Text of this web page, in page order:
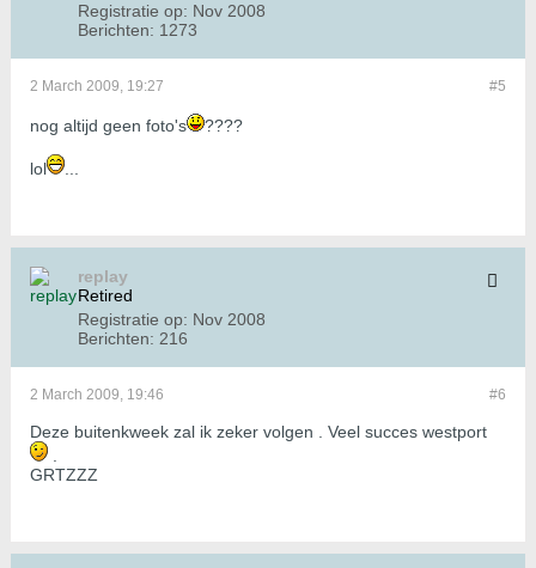
Registratie op: Nov 2008
Berichten: 1273
#5
2 March 2009, 19:27
nog altijd geen foto's ????
lol
replay
Retired
Registratie op: Nov 2008
Berichten: 216
#6
2 March 2009, 19:46
Deze buitenkweek zal ik zeker volgen . Veel succes westport
GRTZZZ